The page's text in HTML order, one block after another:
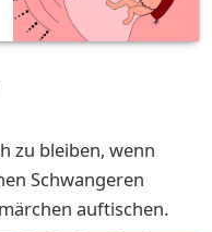
zu bleiben, wenn
Schwangeren
auftischen.